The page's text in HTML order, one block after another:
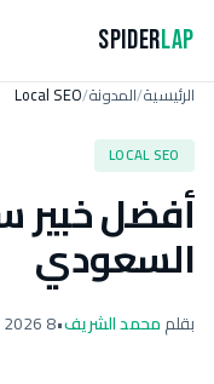
SpiderLap
الرئيسية/المدونة/
Local SEO
LOCAL SEO
أفضل
السعودي
بقلممحمد الشريف•
8 April 2026